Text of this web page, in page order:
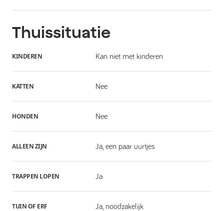
Thuissituatie
KINDEREN Kan niet met kinderen
KATTEN Nee
HONDEN Nee
ALLEEN ZIJN Ja, een paar uurtjes
TRAPPEN LOPEN Ja
TUIN OF ERF Ja, noodzakelijk